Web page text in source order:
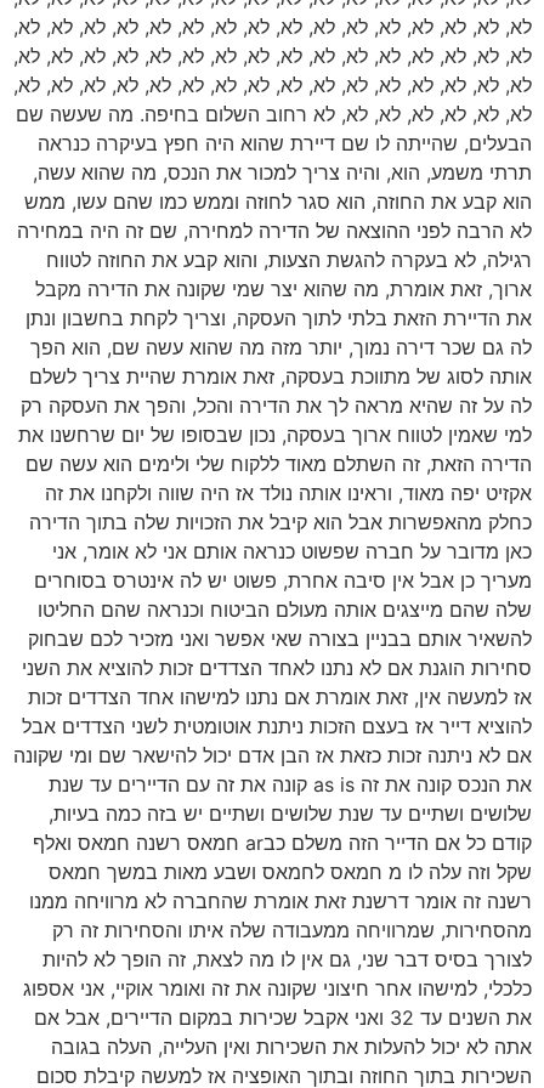
לא, לא, לא, לא, לא, לא, לא, לא, לא, לא, לא, לא, לא, לא, לא, לא,
לא, לא, לא, לא, לא, לא, לא, לא, לא, לא, לא, לא, לא, לא, לא, לא,
לא, לא, לא, לא, לא, לא, לא, לא, לא, לא, לא, לא, לא, לא, לא, לא,
לא, לא, לא, לא, לא, לא, לא רחוב השלום בחיפה. מה שעשה שם
הבעלים, שהייתה לו שם דיירת שהוא היה חפץ בעיקרה כנראה
תרתי משמע, הוא, והיה צריך למכור את הנכס, מה שהוא עשה,
הוא קבע את החוזה, הוא סגר לחוזה וממש כמו שהם עשו, ממש
לא הרבה לפני ההוצאה של הדירה למחירה, שם זה היה במחירה
רגילה, לא בעקרה להגשת הצעות, והוא קבע את החוזה לטווח
ארוך, זאת אומרת, מה שהוא יצר שמי שקונה את הדירה מקבל
את הדיירת הזאת בלתי לתוך העסקה, וצריך לקחת בחשבון ונתן
לה גם שכר דירה נמוך, יותר מזה מה שהוא עשה שם, הוא הפך
אותה לסוג של מתווכת בעסקה, זאת אומרת שהיית צריך לשלם
לה על זה שהיא מראה לך את הדירה והכל, והפך את העסקה רק
למי שאמין לטווח ארוך בעסקה, נכון שבסופו של יום שרחשנו את
הדירה הזאת, זה השתלם מאוד ללקוח שלי ולימים הוא עשה שם
אקזיט יפה מאוד, וראינו אותה נולד אז היה שווה ולקחנו את זה
כחלק מהאפשרות אבל הוא קיבל את הזכויות שלה בתוך הדירה
כאן מדובר על חברה שפשוט כנראה אותם אני לא אומר, אני
מעריך כן אבל אין סיבה אחרת, פשוט יש לה אינטרס בסוחרים
שלה שהם מייצגים אותה מעולם הביטוח וכנראה שהם החליטו
להשאיר אותם בבניין בצורה שאי אפשר ואני מזכיר לכם שבחוק
סחירות הוגנת אם לא נתנו לאחד הצדדים זכות להוציא את השני
אז למעשה אין, זאת אומרת אם נתנו למישהו אחד הצדדים זכות
להוציא דייר אז בעצם הזכות ניתנת אוטומטית לשני הצדדים אבל
אם לא ניתנה זכות כזאת אז הבן אדם יכול להישאר שם ומי שקונה
את הנכס קונה את זה as is קונה את זה עם הדיירים עד שנת
שלושים ושתיים עד שנת שלושים ושתיים יש בזה כמה בעיות,
קודם כל אם הדייר הזה משלם כבar חמאס רשנה חמאס ואלף
שקל וזה עלה לו מ חמאס לחמאס ושבע מאות במשך חמאס
רשנה זה אומר דרשנת זאת אומרת שהחברה לא מרוויחה ממנו
מהסחירות, שמרוויחה ממעבודה שלה איתו והסחירות זה רק
לצורך בסיס דבר שני, גם אין לו מה לצאת, זה הופך לא להיות
כלכלי, למישהו אחר חיצוני שקונה את זה ואומר אוקיי, אני אספוג
את השנים עד 32 ואני אקבל שכירות במקום הדיירים, אבל אם
אתה לא יכול להעלות את השכירות ואין העלייה, העלה בגובה
השכירות בתוך החוזה ובתוך האופציה אז למעשה קיבלת סכום